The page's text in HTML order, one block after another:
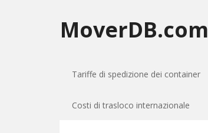
MoverDB.com
Tariffe di spedizione dei container
Costi di trasloco internazionale